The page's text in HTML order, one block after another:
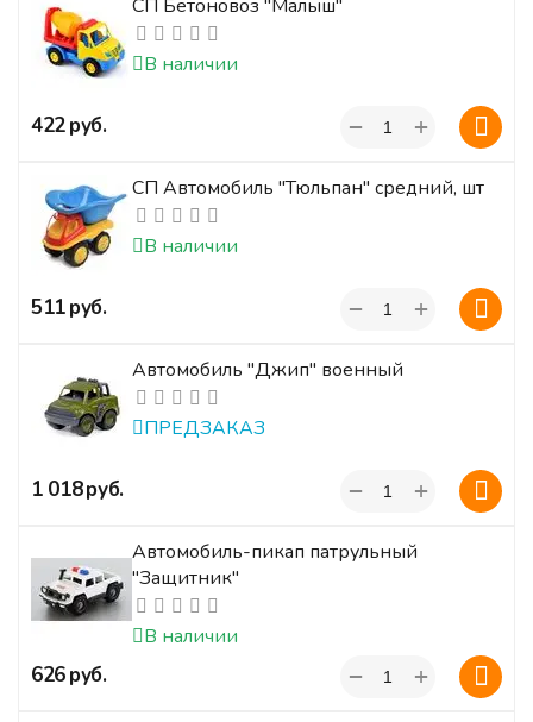
СП Бетоновоз "Малыш"
В наличии
‍422‍руб. +
−
СП Автомобиль "Тюльпан" средний, шт
В наличии
‍511‍руб. +
−
Автомобиль "Джип" военный
ПРЕДЗАКАЗ
‍1 018‍руб. +
−
Автомобиль-пикап патрульный
"Защитник"
В наличии
‍626‍руб. +
−